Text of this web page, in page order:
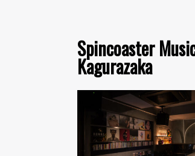
Spincoaster
Kagurazaka